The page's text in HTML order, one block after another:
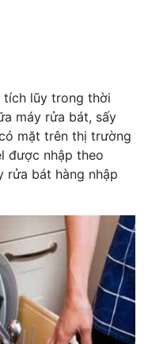
tích lũy trong thời
máy rửa bát, sấy
mặt trên thị trường
được nhập theo
rửa bát hàng nhập